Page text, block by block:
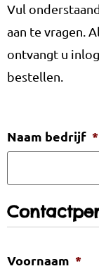
Vul
aan te vragen.
ontvangt u
bestellen.
Naam bedrijf *
Voornaam *